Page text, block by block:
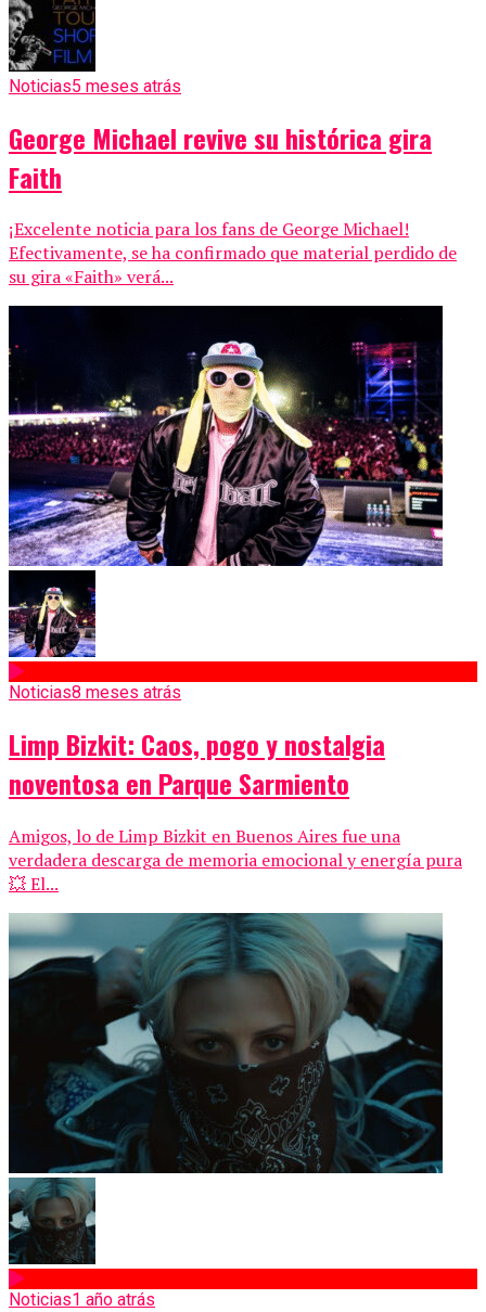
Noticias5 meses atrás
George Michael revive su histórica gira
Faith
¡Excelente noticia para los fans de George Michael!
Efectivamente, se ha confirmado que material perdido de
su gira «Faith» verá...
Noticias8 meses atrás
Limp Bizkit: Caos, pogo y nostalgia
noventosa en Parque Sarmiento
Amigos, lo de Limp Bizkit en Buenos Aires fue una
verdadera descarga de memoria emocional y energía pura
💥 El...
Noticias1 año atrás